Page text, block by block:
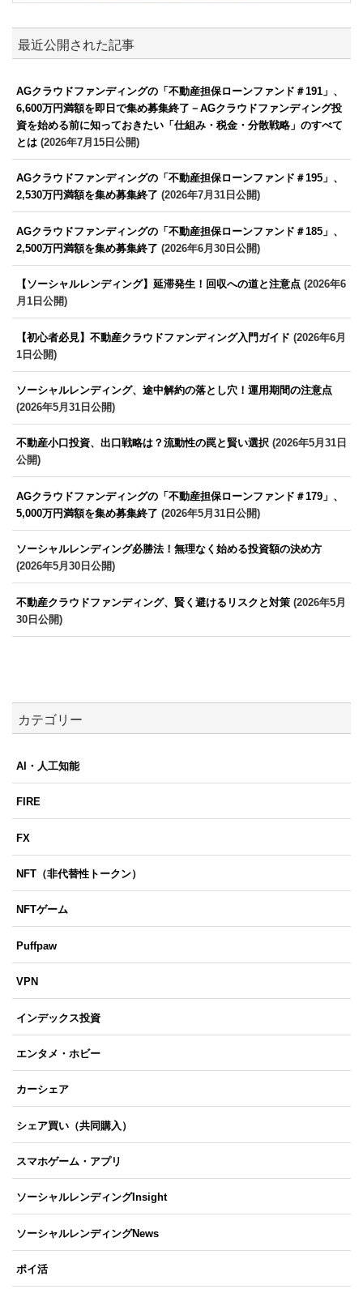
最近公開された記事
AGクラウドファンディングの「不動産担保ローンファンド＃191」、
6,600万円満額を即日で集め募集終了－AGクラウドファンディング投
資を始める前に知っておきたい「仕組み・税金・分散戦略」のすべて
とは (2026年7月15日公開)
AGクラウドファンディングの「不動産担保ローンファンド＃195」、
2,530万円満額を集め募集終了 (2026年7月31日公開)
AGクラウドファンディングの「不動産担保ローンファンド＃185」、
2,500万円満額を集め募集終了 (2026年6月30日公開)
【ソーシャルレンディング】延滞発生！回収への道と注意点 (2026年6
月1日公開)
【初心者必見】不動産クラウドファンディング入門ガイド (2026年6月
1日公開)
ソーシャルレンディング、途中解約の落とし穴！運用期間の注意点
(2026年5月31日公開)
不動産小口投資、出口戦略は？流動性の罠と賢い選択 (2026年5月31日
公開)
AGクラウドファンディングの「不動産担保ローンファンド＃179」、
5,000万円満額を集め募集終了 (2026年5月31日公開)
ソーシャルレンディング必勝法！無理なく始める投資額の決め方
(2026年5月30日公開)
不動産クラウドファンディング、賢く避けるリスクと対策 (2026年5月
30日公開)
カテゴリー
AI・人工知能
FIRE
FX
NFT（非代替性トークン）
NFTゲーム
Puffpaw
VPN
インデックス投資
エンタメ・ホビー
カーシェア
シェア買い（共同購入）
スマホゲーム・アプリ
ソーシャルレンディングInsight
ソーシャルレンディングNews
ポイ活